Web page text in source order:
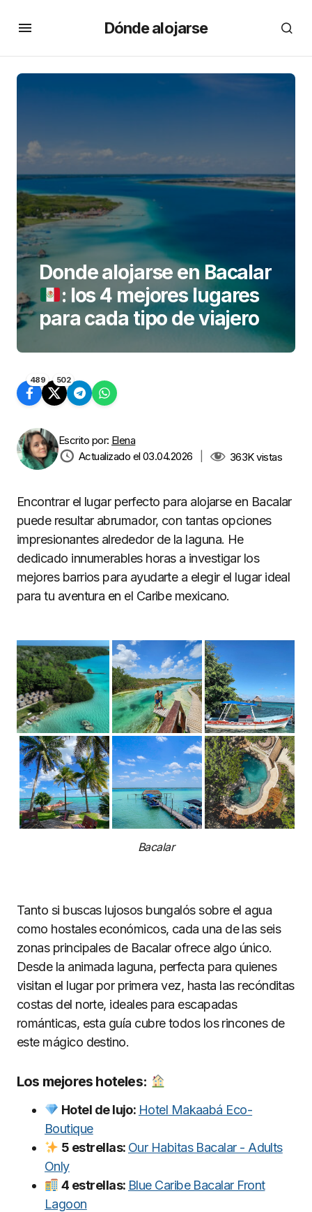
Dónde alojarse
Donde alojarse en Bacalar
: los 4 mejores lugares
para cada tipo de viajero
489 502
Escrito por: Elena
Actualizado el 03.04.2026
363Kvistas
Encontrar el lugar perfecto para alojarse en Bacalar
puede resultar abrumador, con tantas opciones
impresionantes alrededor de la laguna. He
dedicado innumerables horas a investigar los
mejores barrios para ayudarte a elegir el lugar ideal
para tu aventura en el Caribe mexicano.
Bacalar
Tanto si buscas lujosos bungalós sobre el agua
como hostales económicos, cada una de las seis
zonas principales de Bacalar ofrece algo único.
Desde la animada laguna, perfecta para quienes
visitan el lugar por primera vez, hasta las recónditas
costas del norte, ideales para escapadas
románticas, esta guía cubre todos los rincones de
este mágico destino.
Los mejores hoteles:
Hotel de lujo: Hotel Makaabá Eco-
Boutique
5 estrellas: Our Habitas Bacalar - Adults
Only
4 estrellas: Blue Caribe Bacalar Front
Lagoon